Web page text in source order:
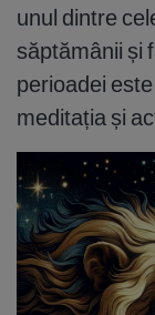
unul dintre
săptămânii și
perioadei
meditația și